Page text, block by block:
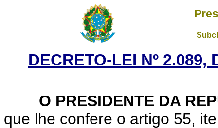
DECRETO-LEI Nº 2.089,
O PRESIDENTE DA
que lhe confere o artigo 55,